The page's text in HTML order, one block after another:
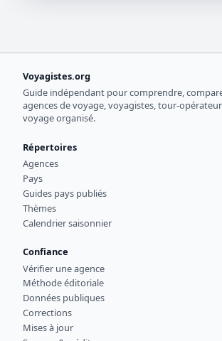
Voyagistes.org
Guide indépendant pour comprendre,
agences de voyage, voyagistes, tour-
voyage organisé.
Répertoires
Agences
Pays
Guides pays publiés
Thèmes
Calendrier saisonnier
Confiance
Vérifier une agence
Méthode éditoriale
Données publiques
Corrections
Mises à jour